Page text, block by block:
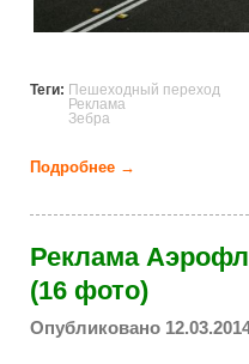
Теги: Пешеходный переход
Реклама
Зебра
Подробнее →
Реклама
(16 фото)
Опубликовано